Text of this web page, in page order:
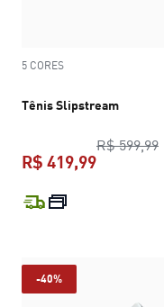
5 CORES
Tênis Slipstream
R$ 599,99
R$ 419,99
preço
-40%